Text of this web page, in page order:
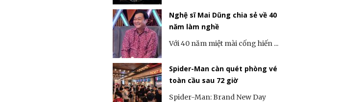
Nghệ sĩ Mai Dũng chia sẻ về 40
năm làm nghề
Với 40 năm miệt mài cống hiến ...
Spider-Man càn quét phòng vé
toàn cầu sau 72 giờ
Spider-Man: Brand New Day